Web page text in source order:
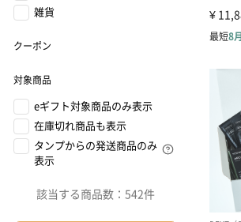
雑貨
クーポン
対象商品
eギフト対象商品のみ表示
在庫切れ商品も表示
タンプからの発送商品のみ
表示
該当する商品数： 542件